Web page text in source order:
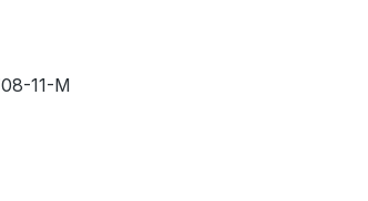
11-M